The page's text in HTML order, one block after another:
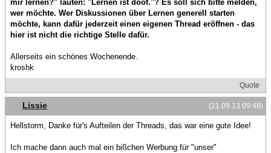
mir lernen?" lauten: "Lernen ist doof."? Es soll sich bitte melden,
wer möchte. Wer Diskussionen über Lernen generell starten
möchte, kann dafür jederzeit einen eigenen Thread eröffnen - das
hier ist nicht die richtige Stelle dafür.
Allerseits ein schönes Wochenende.
kroshk
Quote
(21.09.13 09:48)
Lissie
Hellstorm, Danke für's Aufteilen der Threads, das war eine gute Idee!
Ich mache dann auch mal ein bißchen Werbung für "unser"